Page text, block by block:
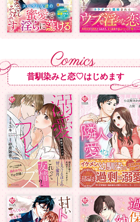
昔馴染みと恋♡はじめます